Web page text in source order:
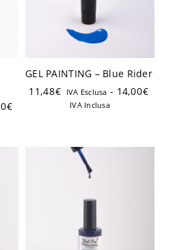
€
GEL PAINTING – Blue Rider
11,48€ IVA Esclusa - 14,00€
IVA Inclusa